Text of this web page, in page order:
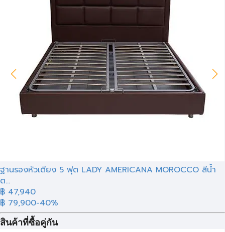
ฐานรองหัวเตียง 5 ฟุต LADY AMERICANA MOROCCO สีน้ำ
ต...
฿ 47,940
฿ 79,900-40%
สินค้าที่ซื้อคู่กัน